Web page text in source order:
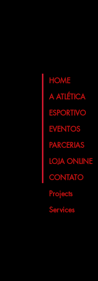
HOME
A ATLÉTICA
ESPORTIVO
EVENTOS
PARCERIAS
LOJA ONLINE
CONTATO
Projects
Services